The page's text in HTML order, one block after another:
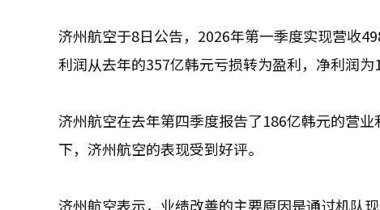
济州航空于8日公告，2026年第一季度实现营收
利润从去年的357亿韩元亏损转为盈利，净利润为
济州航空在去年第四季度报告了186亿韩元的营
下，济州航空的表现受到好评。
济州航空表示，业绩改善的主要原因是通过机队